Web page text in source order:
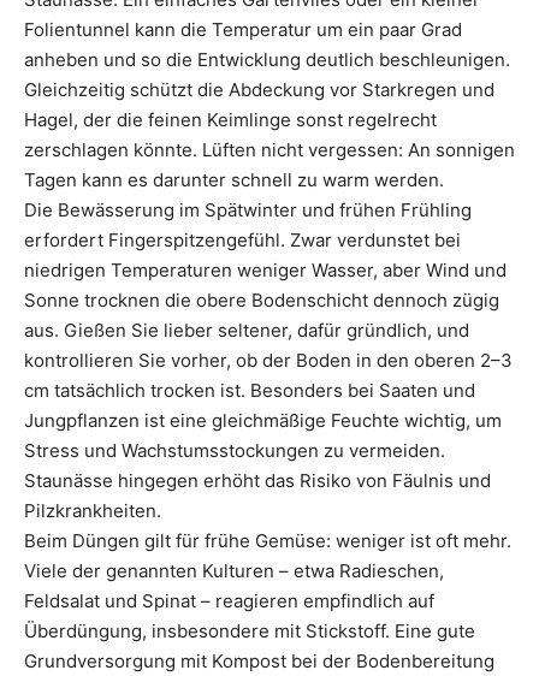
Folientunnel kann die Temperatur um ein paar Grad
anheben und so die Entwicklung deutlich beschleunigen.
Gleichzeitig schützt die Abdeckung vor Starkregen und
Hagel, der die feinen Keimlinge sonst regelrecht
zerschlagen könnte. Lüften nicht vergessen: An sonnigen
Tagen kann es darunter schnell zu warm werden.
Die Bewässerung im Spätwinter und frühen Frühling
erfordert Fingerspitzengefühl. Zwar verdunstet bei
niedrigen Temperaturen weniger Wasser, aber Wind und
Sonne trocknen die obere Bodenschicht dennoch zügig
aus. Gießen Sie lieber seltener, dafür gründlich, und
kontrollieren Sie vorher, ob der Boden in den oberen 2–3
cm tatsächlich trocken ist. Besonders bei Saaten und
Jungpflanzen ist eine gleichmäßige Feuchte wichtig, um
Stress und Wachstumsstockungen zu vermeiden.
Staunässe hingegen erhöht das Risiko von Fäulnis und
Pilzkrankheiten.
Beim Düngen gilt für frühe Gemüse: weniger ist oft mehr.
Viele der genannten Kulturen – etwa Radieschen,
Feldsalat und Spinat – reagieren empfindlich auf
Überdüngung, insbesondere mit Stickstoff. Eine gute
Grundversorgung mit Kompost bei der Bodenbereitung